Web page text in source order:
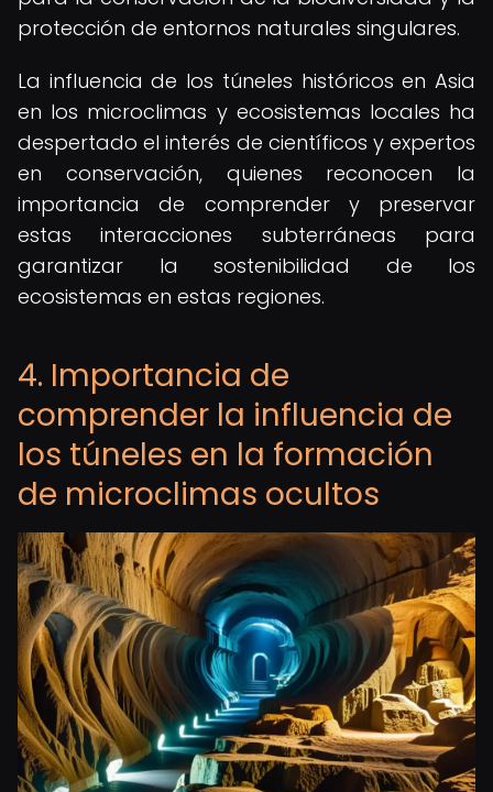
protección de entornos naturales singulares.
La influencia de los túneles históricos en Asia
en los microclimas y ecosistemas locales ha
despertado el interés de científicos y expertos
en conservación, quienes reconocen la
importancia de comprender y preservar
estas interacciones subterráneas para
garantizar la sostenibilidad de los
ecosistemas en estas regiones.
4. Importancia de
comprender la influencia de
los túneles en la formación
de microclimas ocultos